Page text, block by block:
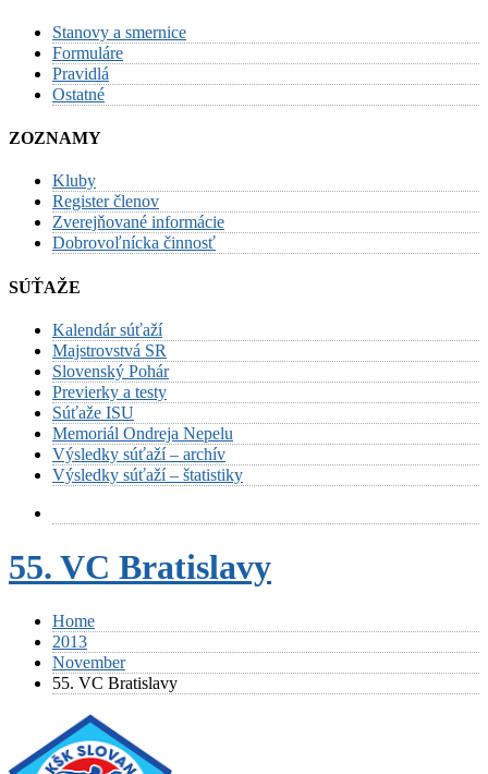
Stanovy a smernice
Formuláre
Pravidlá
Ostatné
ZOZNAMY
Kluby
Register členov
Zverejňované informácie
Dobrovoľnícka činnosť
SÚŤAŽE
Kalendár súťaží
Majstrovstvá SR
Slovenský Pohár
Previerky a testy
Súťaže ISU
Memoriál Ondreja Nepelu
Výsledky súťaží – archív
Výsledky súťaží – štatistiky
55. VC Bratislavy
Home
2013
November
55. VC Bratislavy